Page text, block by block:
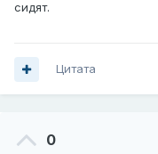
сидят.
Цитата
0